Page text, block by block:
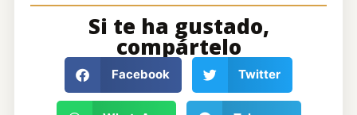
Si te ha gustado,
compártelo
Facebook Twitter